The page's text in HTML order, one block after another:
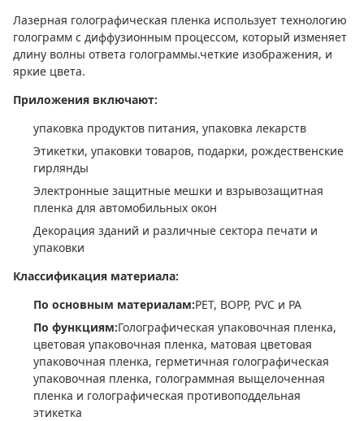
Лазерная голографическая пленка использует технологию
голограмм с диффузионным процессом, который изменяет
длину волны ответа голограммы.четкие изображения, и
яркие цвета.
Приложения включают:
упаковка продуктов питания, упаковка лекарств
Этикетки, упаковки товаров, подарки, рождественские
гирлянды
Электронные защитные мешки и взрывозащитная
пленка для автомобильных окон
Декорация зданий и различные сектора печати и
упаковки
Классификация материала:
По основным материалам:PET, BOPP, PVC и PA
По функциям:Голографическая упаковочная пленка,
цветовая упаковочная пленка, матовая цветовая
упаковочная пленка, герметичная голографическая
упаковочная пленка, голограммная выщелоченная
пленка и голографическая противоподдельная
этикетка